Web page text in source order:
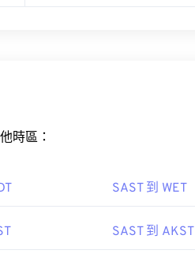
時區：
SAST 到 WET
SAST 到 AKST